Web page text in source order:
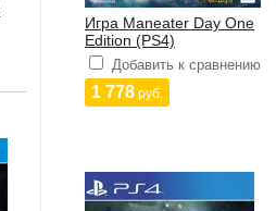
Игра Maneater Day One
Edition (PS4)
Добавить к сравнению
1 778 руб.